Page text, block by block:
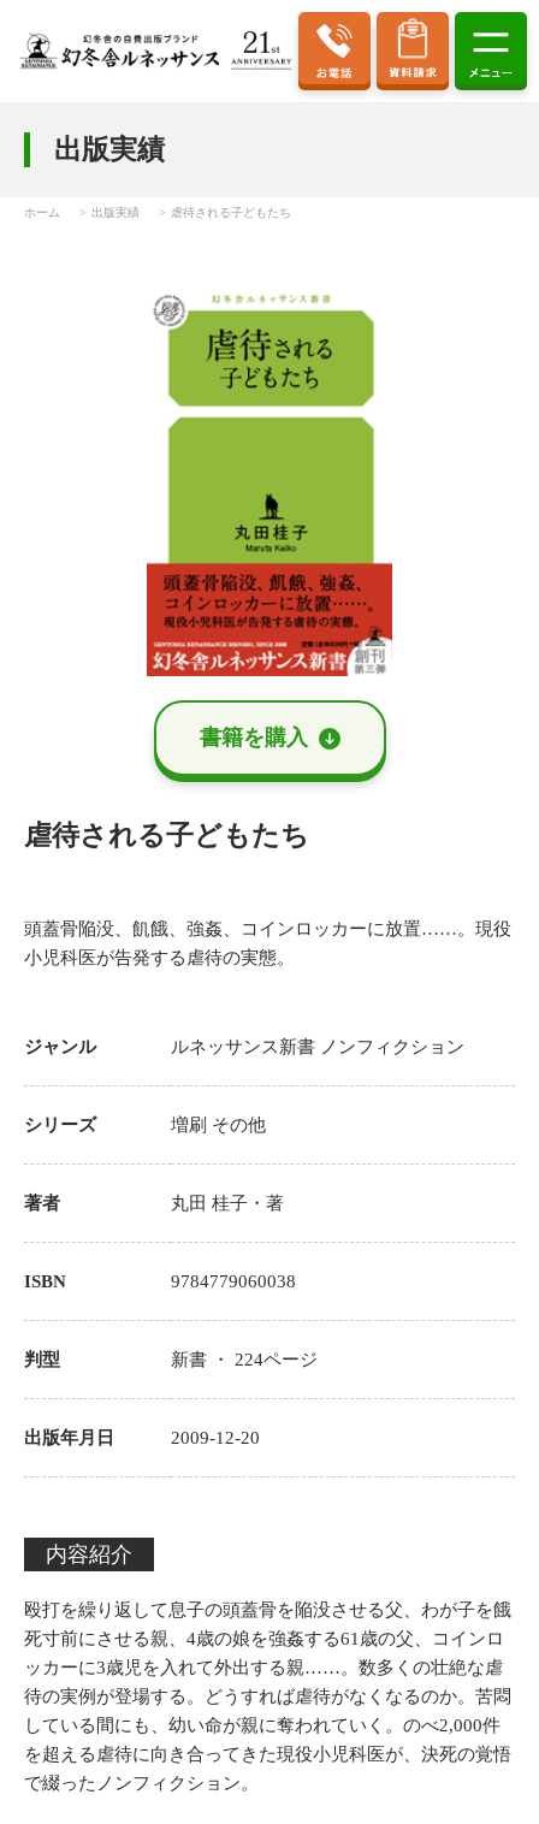
出版実績
ホーム 出版実績 虐待される子どもたち
書籍を購⼊
虐待される子どもたち
頭蓋骨陥没、飢餓、強姦、コインロッカーに放置……。現役
小児科医が告発する虐待の実態。
ジャンル ルネッサンス新書 ノンフィクション
シリーズ 増刷 その他
著者 丸田 桂子 ・著
ISBN 9784779060038
判型 新書 ・224ページ
出版年月日 2009-12-20
内容紹介
殴打を繰り返して息子の頭蓋骨を陥没させる父、わが子を餓
死寸前にさせる親、4歳の娘を強姦する61歳の父、コインロ
ッカーに3歳児を入れて外出する親……。数多くの壮絶な虐
待の実例が登場する。どうすれば虐待がなくなるのか。苦悶
している間にも、幼い命が親に奪われていく。のべ2,000件
を超える虐待に向き合ってきた現役小児科医が、決死の覚悟
で綴ったノンフィクション。